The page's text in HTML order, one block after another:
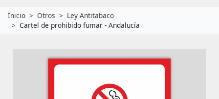
Inicio Otros
Ley Antitabaco
Cartel de prohibido fumar - Andalucía